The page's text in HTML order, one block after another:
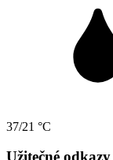
37/21 °C